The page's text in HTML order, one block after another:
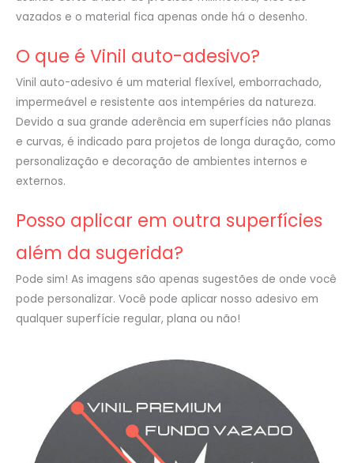
vazados e o material fica apenas onde há o desenho.
O que é Vinil auto-adesivo?
Vinil auto-adesivo é um material flexível, emborrachado,
impermeável e resistente aos intempéries da natureza.
Devido a sua grande aderência em superfícies não planas
e curvas, é indicado para projetos de longa duração, como
personalização e decoração de ambientes internos e
externos.
Posso aplicar em outra superfícies
além da sugerida?
Pode sim! As imagens são apenas sugestões de onde você
pode personalizar. Você pode aplicar nosso adesivo em
qualquer superfície regular, plana ou não!